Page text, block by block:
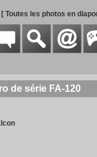
[ Toutes les photos en
de série FA-120